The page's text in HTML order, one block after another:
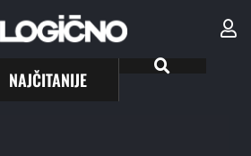
NAJČITANIJE